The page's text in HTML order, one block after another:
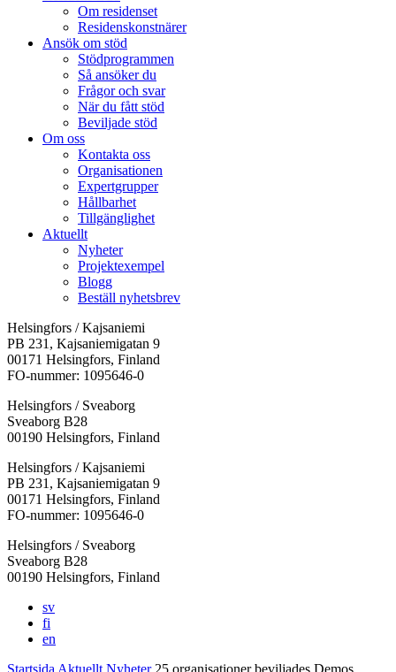
Om residenset
Residenskonstnärer
Ansök om stöd
Stödprogrammen
Så ansöker du
Frågor och svar
När du fått stöd
Beviljade stöd
Om oss
Kontakta oss
Organisationen
Expertgrupper
Hållbarhet
Tillgänglighet
Aktuellt
Nyheter
Projektexempel
Blogg
Beställ nyhetsbrev
Helsingfors / Kajsaniemi
PB 231, Kajsaniemigatan 9
00171 Helsingfors, Finland
FO-nummer: 1095646-0
Helsingfors / Sveaborg
Sveaborg B28
00190 Helsingfors, Finland
Facebook:
Öppnas
i
en
flik
Instagram:
Öppnas
i
en
flik
TikTok:
Öppnas
i
en
flik
Youtube:
Öppnas
i
en
flik
Vimeo:
Öppnas
i
en
flik
Helsingfors / Kajsaniemi
PB 231, Kajsaniemigatan 9
00171 Helsingfors, Finland
FO-nummer: 1095646-0
Helsingfors / Sveaborg
Sveaborg B28
00190 Helsingfors, Finland
sv
fi
en
Startsida Aktuellt Nyheter 25 organisationer beviljades Demos